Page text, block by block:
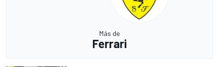
Más de
Ferrari